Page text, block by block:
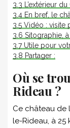
3.3 L’extérieur
3.4 En bref, le
3.5 Vidéo : visite
3.6 Sitographie,
3.7 Utile pour
3.8 Partager :
Où se
Rideau ?
Ce château de
le-Rideau, à 25